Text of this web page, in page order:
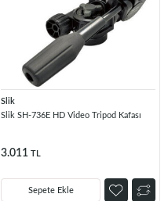
Slik
Slik SH-736E HD Video Tripod Kafası
3.011 TL
Sepete Ekle